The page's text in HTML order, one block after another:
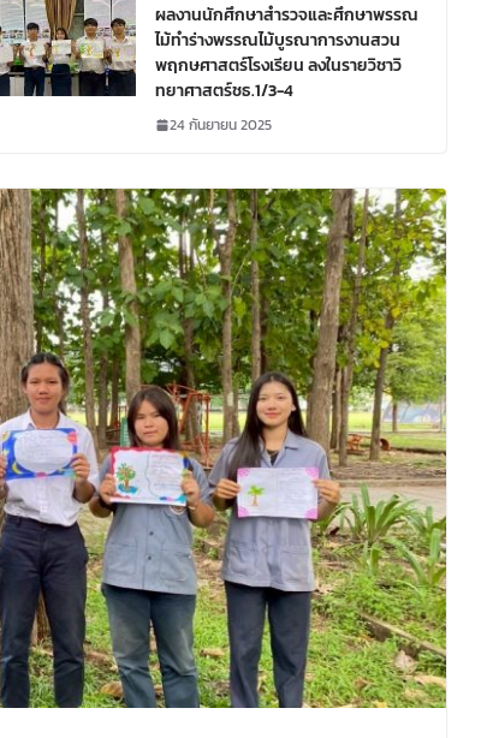
ผลงานนักศึกษาสำรวจและศึกษาพรรณ
ไม้ทำร่างพรรณไม้บูรณาการงานสวน
พฤกษศาสตร์โรงเรียน ลงในรายวิชาวิ
ทยาศาสตร์ชธ.1/3-4
24 กันยายน 2025